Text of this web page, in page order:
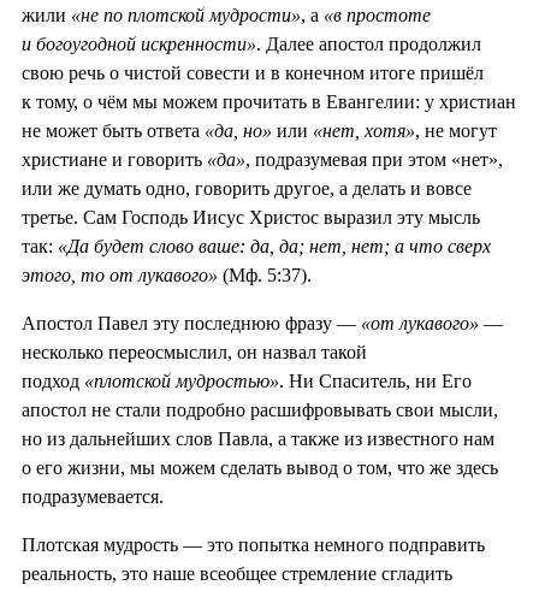
жили «не по плотской мудрости», а «в простоте
и богоугодной искренности». Далее апостол продолжил
свою речь о чистой совести и в конечном итоге пришёл
к тому, о чём мы можем прочитать в Евангелии: у христиан
не может быть ответа «да, но» или «нет, хотя», не могут
христиане и говорить «да», подразумевая при этом «нет»,
или же думать одно, говорить другое, а делать и вовсе
третье. Сам Господь Иисус Христос выразил эту мысль
так: «Да будет слово ваше: да, да; нет, нет; а что сверх
этого, то от лукавого» (Мф. 5:37).
Апостол Павел эту последнюю фразу — «от лукавого» —
несколько переосмыслил, он назвал такой
подход «плотской мудростью». Ни Спаситель, ни Его
апостол не стали подробно расшифровывать свои мысли,
но из дальнейших слов Павла, а также из известного нам
о его жизни, мы можем сделать вывод о том, что же здесь
подразумевается.
Плотская мудрость — это попытка немного подправить
реальность, это наше всеобщее стремление сгладить